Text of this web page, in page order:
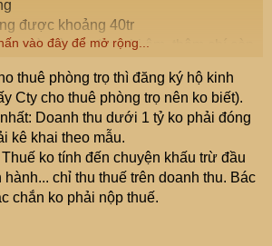
được khoảng 40tr
này là em đang bị âm, thậm chí còn
như thế nào?
vào đây để mở rộng...
thuê phòng trọ thì đăng ký hộ kinh
Cty cho thuê phòng trọ nên ko biết).
Doanh thu dưới 1 tỷ ko phải đóng
kê khai theo mẫu.
ko tính đến chuyện khấu trừ đầu
chỉ thu thuế trên doanh thu. Bác
chắn ko phải nộp thuế.